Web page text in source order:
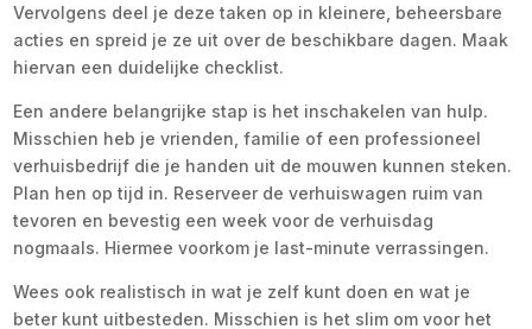
Vervolgens deel je deze taken op in kleinere, beheersbare
acties en spreid je ze uit over de beschikbare dagen. Maak
hiervan een duidelijke checklist.
Een andere belangrijke stap is het inschakelen van hulp.
Misschien heb je vrienden, familie of een professioneel
verhuisbedrijf die je handen uit de mouwen kunnen steken.
Plan hen op tijd in. Reserveer de verhuiswagen ruim van
tevoren en bevestig een week voor de verhuisdag
nogmaals. Hiermee voorkom je last-minute verrassingen.
Wees ook realistisch in wat je zelf kunt doen en wat je
beter kunt uitbesteden. Misschien is het slim om voor het